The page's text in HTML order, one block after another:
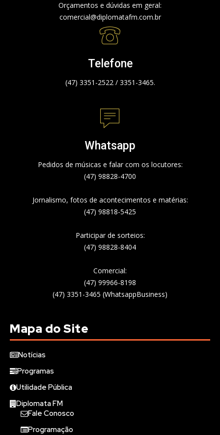
Orçamentos e dúvidas em geral:
comercial@diplomatafm.com.br
Telefone
(47) 3351-2522 / 3351-3465.
Whatsapp
Pedidos de músicas e falar com os locutores:
(47) 98828-4700
Jornalismo, fotos de acontecimentos e matérias:
(47) 98818-5425
Participar de sorteios:
(47) 98828-8404
Comercial:
(47) 99966-8198
(47) 3351-3465 (WhatsappBusiness)
Mapa do Site
Notícias
Programas
Utilidade Pública
Diplomata FM
Fale Conosco
Programação